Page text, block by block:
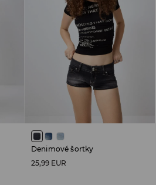
Denimové šortky
25,99 EUR